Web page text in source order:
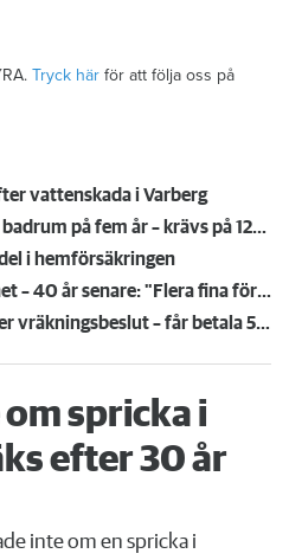
Tryck här för att följa oss på
vattenskada i Varberg
Anmälde inte vattenskadat badrum på fem år – krävs på 125 000 kronor
i hemförsäkringen
Kompisdealen blev verklighet – 40 år senare: "Flera fina fördelar med att dela bostad"
Kvinna kapade lägenhet efter vräkningsbeslut – får betala 50 000
spricka i
efter 30 år
inte om en spricka i